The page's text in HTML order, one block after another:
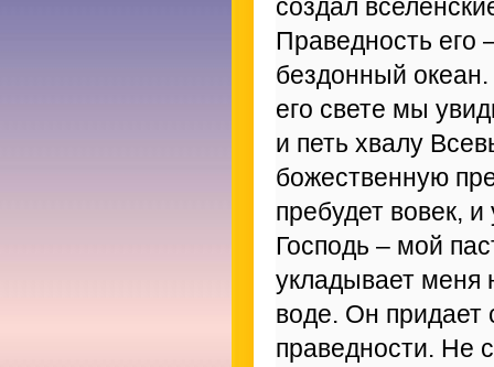
создал
Праведность его
бездонный
его свете мы
и петь хвалу
божественную
пребудет вовек,
Господь – мой
укладывает меня
воде. Он
праведности. Не